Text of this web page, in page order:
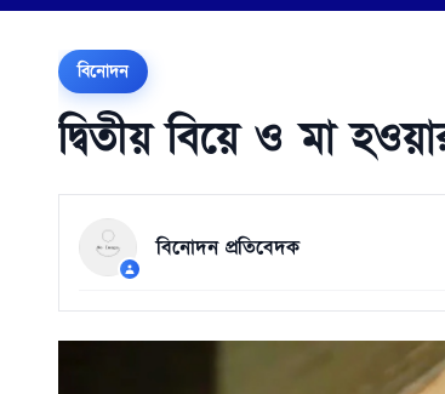
বিনোদন
দ্বিতীয় বিয়ে ও মা
বিনোদন প্রতিবেদক